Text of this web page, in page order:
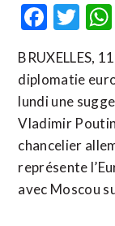
BRUXELLES,
diplomatie
lundi une
Vladimir
chancelier
représente
avec Moscou